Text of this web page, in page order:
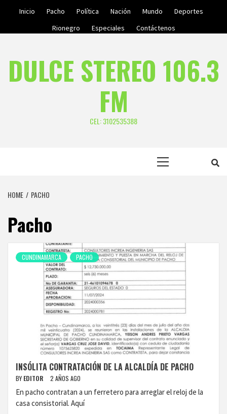
Inicio Pacho Política Nación Mundo
Deportes
Rionegro
Especiales Contáctenos
DULCE STEREO 106.3
FM
CEL: 3102535388
HOME PACHO
Pacho
CUNDINAMARCA PACHO
INSÓLITA CONTRATACIÓN DE LA ALCALDÍA DE PACHO
BY EDITOR 2 AÑOS AGO
En pacho contratan a un ferretero para arreglar el reloj de la
casa consistorial. Aquí